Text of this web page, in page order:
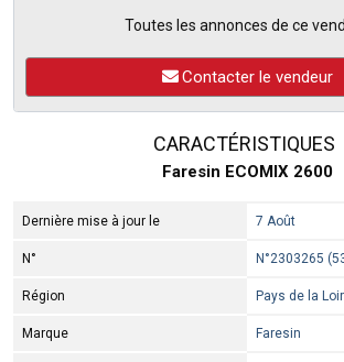
Toutes les annonces de ce
Contacter le vendeur
CARACTÉRISTIQUES
Faresin ECOMIX 2600
Dernière mise à jour le 7 Août
N° N°2303265
Région Pays de la
Marque Faresin